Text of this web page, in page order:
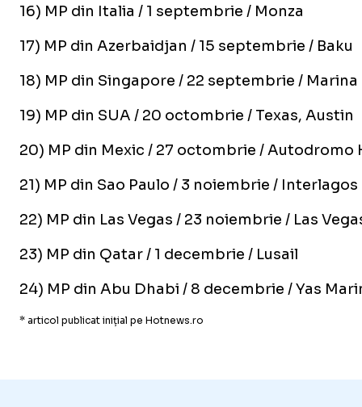
16) MP din Italia / 1 septembrie / Monza
17) MP din Azerbaidjan / 15 septembrie / Baku
18) MP din Singapore / 22 septembrie / Marina
19) MP din SUA / 20 octombrie / Texas, Austin
20) MP din Mexic / 27 octombrie / Autodromo
21) MP din Sao Paulo / 3 noiembrie / Interlagos
22) MP din Las Vegas / 23 noiembrie / Las
23) MP din Qatar / 1 decembrie / Lusail
24) MP din Abu Dhabi / 8 decembrie / Yas
* articol publicat inițial pe Hotnews.ro